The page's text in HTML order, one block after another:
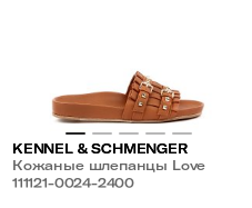
KENNEL & SCHMENGER
Кожаные шлепанцы Love
111121-0024-2400